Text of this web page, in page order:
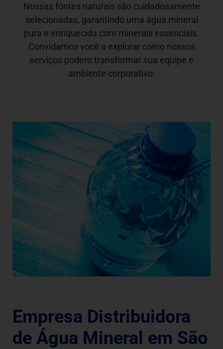
Nossas fontes naturais são cuidadosamente
selecionadas, garantindo uma água mineral
pura e enriquecida com minerais essenciais.
Convidamos você a explorar como nossos
serviços podem transformar sua equipe e
ambiente corporativo.
Empresa Distribuidora
de Água Mineral em São